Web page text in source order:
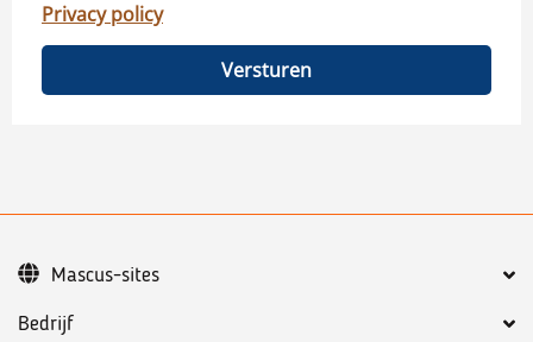
Privacy policy
Versturen
Bedrijf
Mascus-sites